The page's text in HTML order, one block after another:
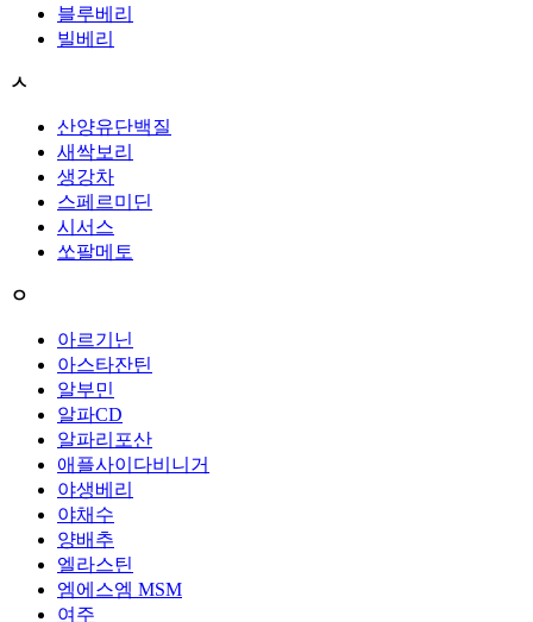
블루베리
빌베리
ㅅ
산양유단백질
새싹보리
생강차
스페르미딘
시서스
쏘팔메토
ㅇ
아르기닌
아스타잔틴
알부민
알파CD
알파리포산
애플사이다비니거
야생베리
야채수
양배추
엘라스틴
엠에스엠 MSM
여주